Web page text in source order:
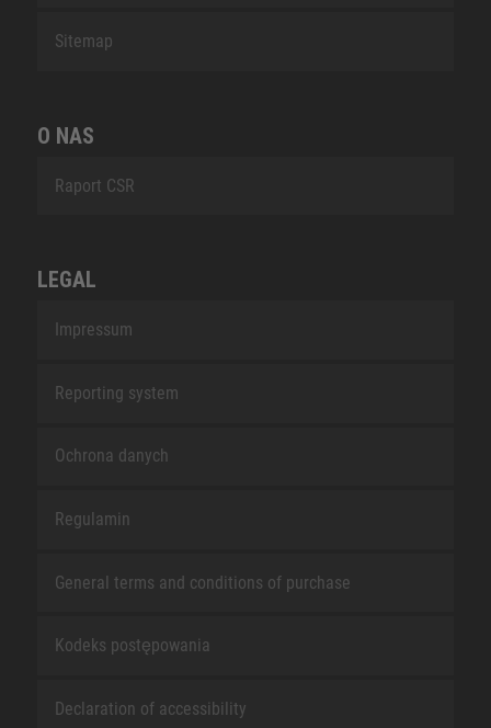
Sitemap
O NAS
Raport CSR
LEGAL
Impressum
Reporting system
Ochrona danych
Regulamin
General terms and conditions of purchase
Kodeks postępowania
Declaration of accessibility